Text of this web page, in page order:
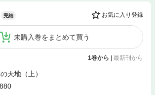
完結 お気に入り登録
未購入巻をまとめて買う
1巻から 最新刊から
天地（上）
880